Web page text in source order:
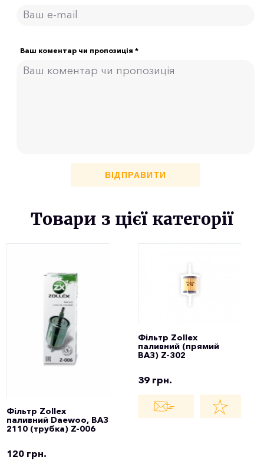
Ваш коментар чи пропозиція *
ВІДПРАВИТИ
Товари з цієї категорії
Фільтр Zollex
паливний Daewoo, ВАЗ
2110 (трубка) Z-006
120 грн.
Фільтр Zollex
паливний (прямий
ВАЗ) Z-302
39 грн.